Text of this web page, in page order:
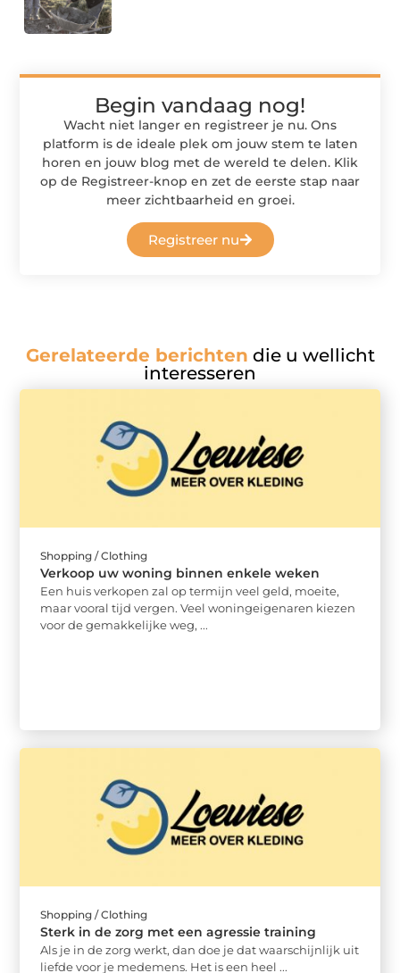
Begin vandaag nog!
Wacht niet langer en registreer je nu. Ons
platform is de ideale plek om jouw stem te laten
horen en jouw blog met de wereld te delen. Klik
op de Registreer-knop en zet de eerste stap naar
meer zichtbaarheid en groei.
Registreer nu
Gerelateerde berichten die u wellicht
interesseren
Shopping / Clothing
Verkoop uw woning binnen enkele weken
Een huis verkopen zal op termijn veel geld, moeite,
maar vooral tijd vergen. Veel woningeigenaren kiezen
voor de gemakkelijke weg, ...
Shopping / Clothing
Sterk in de zorg met een agressie training
Als je in de zorg werkt, dan doe je dat waarschijnlijk uit
liefde voor je medemens. Het is een heel ...